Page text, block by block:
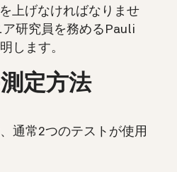
上げなければなりませ
研究員を務めるPauli
します。
定方法
通常2つのテストが使用